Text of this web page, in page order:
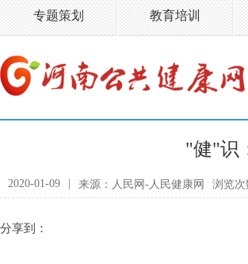
专题策划
教育培训
"健"识
2020-01-09 来源：人民网-人民健康网 浏览次
分享到：